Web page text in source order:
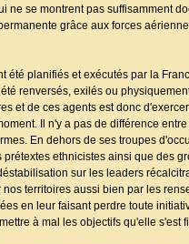
ne se montrent pas suffisamment
grâce aux forces
été planifiés et exécutés par la
renversés, exilés ou
et de ces agents est donc
Il n'y a pas de différence
En dehors de ses troupes
ethnicistes ainsi que des
sur les leaders
territoires aussi bien par les
en leur faisant perdre toute
à mal les objectifs qu'elle s'est